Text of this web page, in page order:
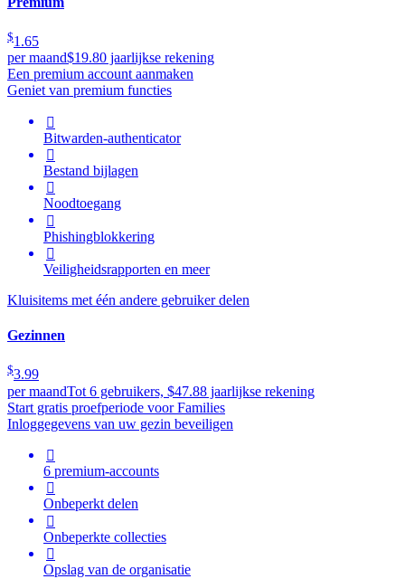
$1.65
per maand$19.80 jaarlijkse rekening
Een premium account aanmaken
Geniet van premium functies

Bitwarden-authenticator

Bestand bijlagen

Noodtoegang

Phishingblokkering

Veiligheidsrapporten en meer
Kluisitems met één andere gebruiker delen
Gezinnen
$3.99
per maandTot 6 gebruikers, $47.88 jaarlijkse rekening
Start gratis proefperiode voor Families
Inloggegevens van uw gezin beveiligen

6 premium-accounts

Onbeperkt delen

Onbeperkte collecties

Opslag van de organisatie